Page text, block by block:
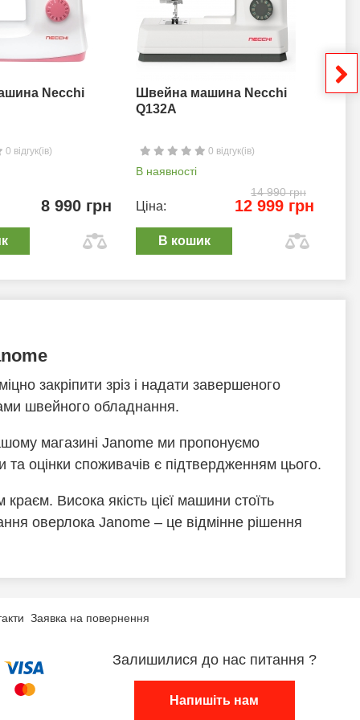
Necchi
0 відгук(ів)
8 990 грн
Швейна машина Necchi
Q132A
0 відгук(ів)
В наявності
14 990 грн
Ціна: 12 999 грн
В кошик
закріпити зріз і надати завершеного
швейного обладнання.
магазині Janome ми пропонуємо
та оцінки споживачів є підтвердженням цього.
Висока якість цієї машини стоїть
оверлока Janome – це відмінне рішення
Заявка на повернення
Залишилися до нас питання ?
Напишіть нам